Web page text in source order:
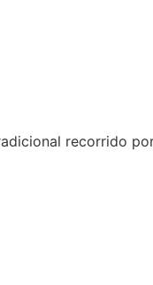
recorrido